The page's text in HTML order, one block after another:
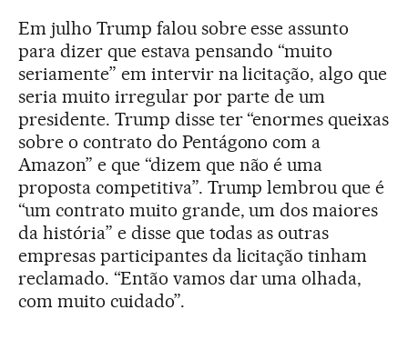
Em julho Trump falou sobre esse assunto
para dizer que estava pensando “muito
seriamente” em intervir na licitação, algo que
seria muito irregular por parte de um
presidente. Trump disse ter “enormes queixas
sobre o contrato do Pentágono com a
Amazon” e que “dizem que não é uma
proposta competitiva”. Trump lembrou que é
“um contrato muito grande, um dos maiores
da história” e disse que todas as outras
empresas participantes da licitação tinham
reclamado. “Então vamos dar uma olhada,
com muito cuidado”.